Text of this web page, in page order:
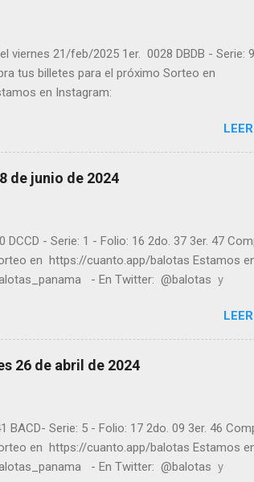
viernes 21/feb/2025 1er. 0028 DBDB - Serie:
tus billetes para el próximo Sorteo en
en Instagram:
su suerte en las mejores loterías millonarias
clic a: goo.gl/5Y2qt Felicidades a
ganaron "Buena Suerte" para el próximo
para conocer los datos que le
de junio de 2024
- Serie: 1 - Folio: 16 2do. 37 3er. 47
en https://cuanto.app/balotas Estamos
- En Twitter: @balotas y
y legal recomendado clic a: goo.gl/5Y2qt
! y a los que no ganaron "Buena Suerte"
en balotas.com para conocer los
26 de abril de 2024
BACD- Serie: 5 - Folio: 17 2do. 09 3er. 46
en https://cuanto.app/balotas Estamos
- En Twitter: @balotas y